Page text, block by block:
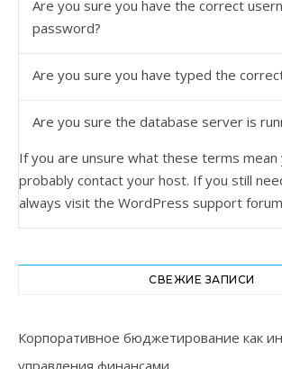
Are you sure you have the correct
password?
Are you sure you have typed the
Are you sure the database server is
If you are unsure what these terms mean
probably contact your host. If you still
always visit the WordPress support
СВЕЖИЕ ЗАПИСИ
Корпоративное бюджетирование как